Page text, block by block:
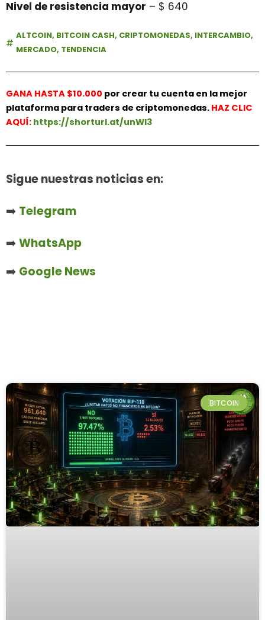
Nivel de resistencia mayor – $ 640
ALTCOIN, BITCOIN CASH, CRIPTOMONEDAS, INTERCAMBIO,
MERCADO, TENDENCIA
GANA HASTA $10.000 por crear tu cuenta en la mejor
plataforma para traders de criptomonedas. HAZ CLIC
AQUÍ: https://shorturl.at/unWl3
Sigue nuestras noticias en:
➡️ Telegram
➡️WhatsApp
➡️ Google News
BITCOIN